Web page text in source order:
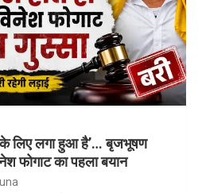
लिए लगा हुआ है’… बृजभूषण
फोगाट का पहला बयान